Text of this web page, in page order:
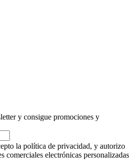
y consigue promociones y
la política de privacidad, y autorizo
comerciales electrónicas personalizadas